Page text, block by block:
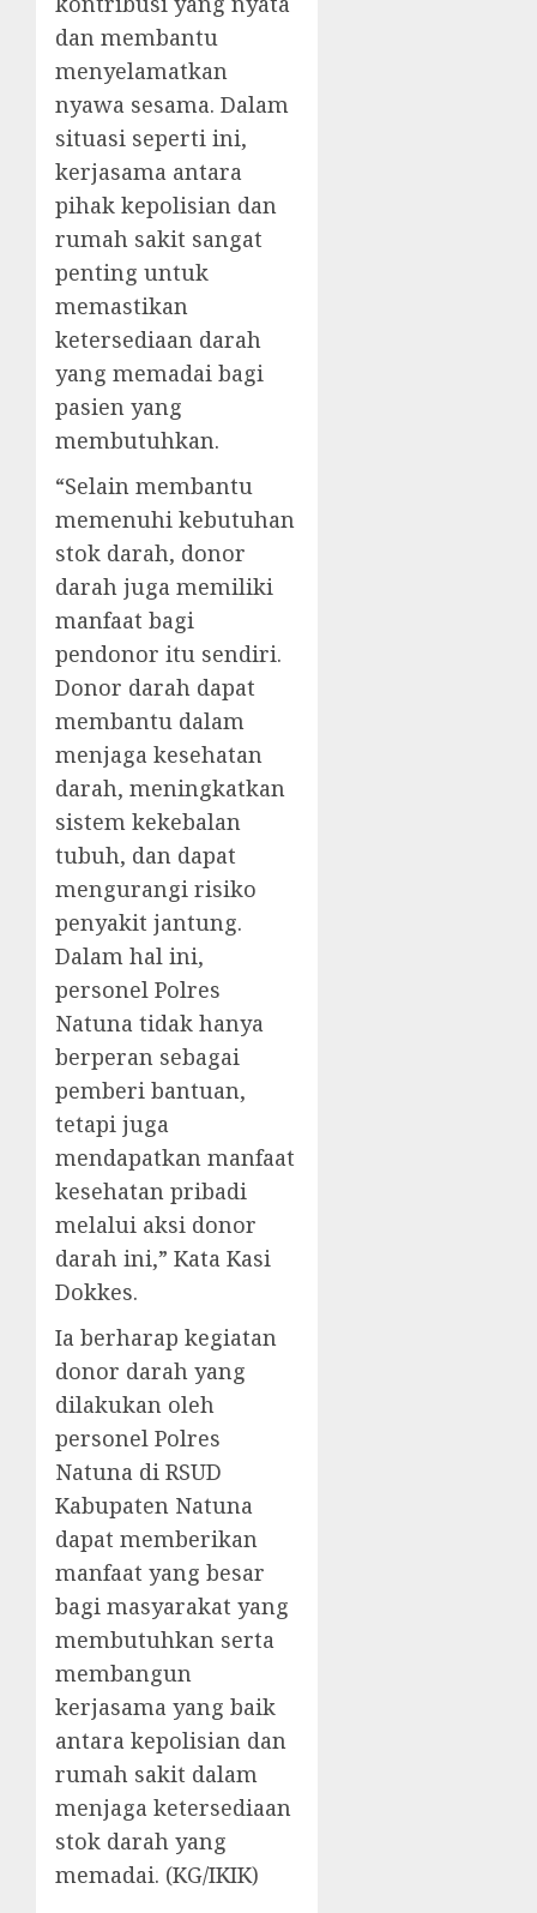
dan membantu
menyelamatkan
nyawa sesama. Dalam
situasi seperti ini,
kerjasama antara
pihak kepolisian dan
rumah sakit sangat
penting untuk
memastikan
ketersediaan darah
yang memadai bagi
pasien yang
membutuhkan.
“Selain membantu
memenuhi kebutuhan
stok darah, donor
darah juga memiliki
manfaat bagi
pendonor itu sendiri.
Donor darah dapat
membantu dalam
menjaga kesehatan
darah, meningkatkan
sistem kekebalan
tubuh, dan dapat
mengurangi risiko
penyakit jantung.
Dalam hal ini,
personel Polres
Natuna tidak hanya
berperan sebagai
pemberi bantuan,
tetapi juga
mendapatkan manfaat
kesehatan pribadi
melalui aksi donor
darah ini,” Kata Kasi
Dokkes.
Ia berharap kegiatan
donor darah yang
dilakukan oleh
personel Polres
Natuna di RSUD
Kabupaten Natuna
dapat memberikan
manfaat yang besar
bagi masyarakat yang
membutuhkan serta
membangun
kerjasama yang baik
antara kepolisian dan
rumah sakit dalam
menjaga ketersediaan
stok darah yang
memadai. (KG/IKIK)